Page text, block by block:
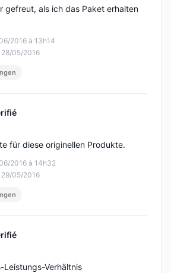
2016 à 13h14
28/05/2016
gefreut, als ich das Paket erhalten
5
2016 à 14h32
29/05/2016
für diese originellen Produkte.
5
Leistungs-Verhältnis